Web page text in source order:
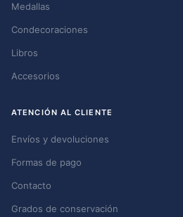
Medallas
Condecoraciones
Libros
Accesorios
ATENCIÓN AL CLIENTE
Envíos y devoluciones
Formas de pago
Contacto
Grados de conservación